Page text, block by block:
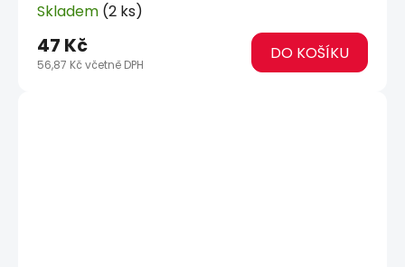
Skladem (2 ks)
56,87 Kč včetně DPH
47 Kč DO KOŠÍKU